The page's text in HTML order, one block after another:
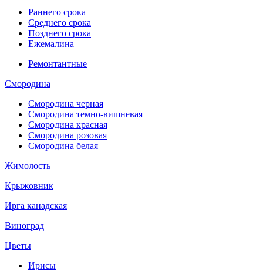
Раннего срока
Среднего срока
Позднего срока
Ежемалина
Ремонтантные
Смородина
Смородина черная
Смородина темно-вишневая
Смородина красная
Смородина розовая
Смородина белая
Жимолость
Крыжовник
Ирга канадская
Виноград
Цветы
Ирисы